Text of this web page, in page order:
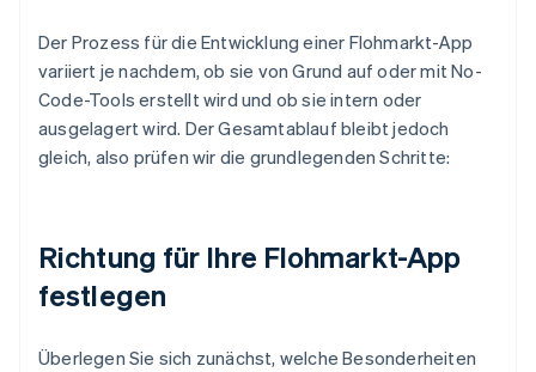
Der Prozess für die Entwicklung einer Flohmarkt-App
variiert je nachdem, ob sie von Grund auf oder mit No-
Code-Tools erstellt wird und ob sie intern oder
ausgelagert wird. Der Gesamtablauf bleibt jedoch
gleich, also prüfen wir die grundlegenden Schritte:
Richtung für Ihre Flohmarkt-App
festlegen
Überlegen Sie sich zunächst, welche Besonderheiten